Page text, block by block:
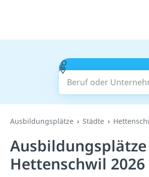
Beruf oder
Suchen
Ausbildungsplätze Städte
Hettenschwil 2026